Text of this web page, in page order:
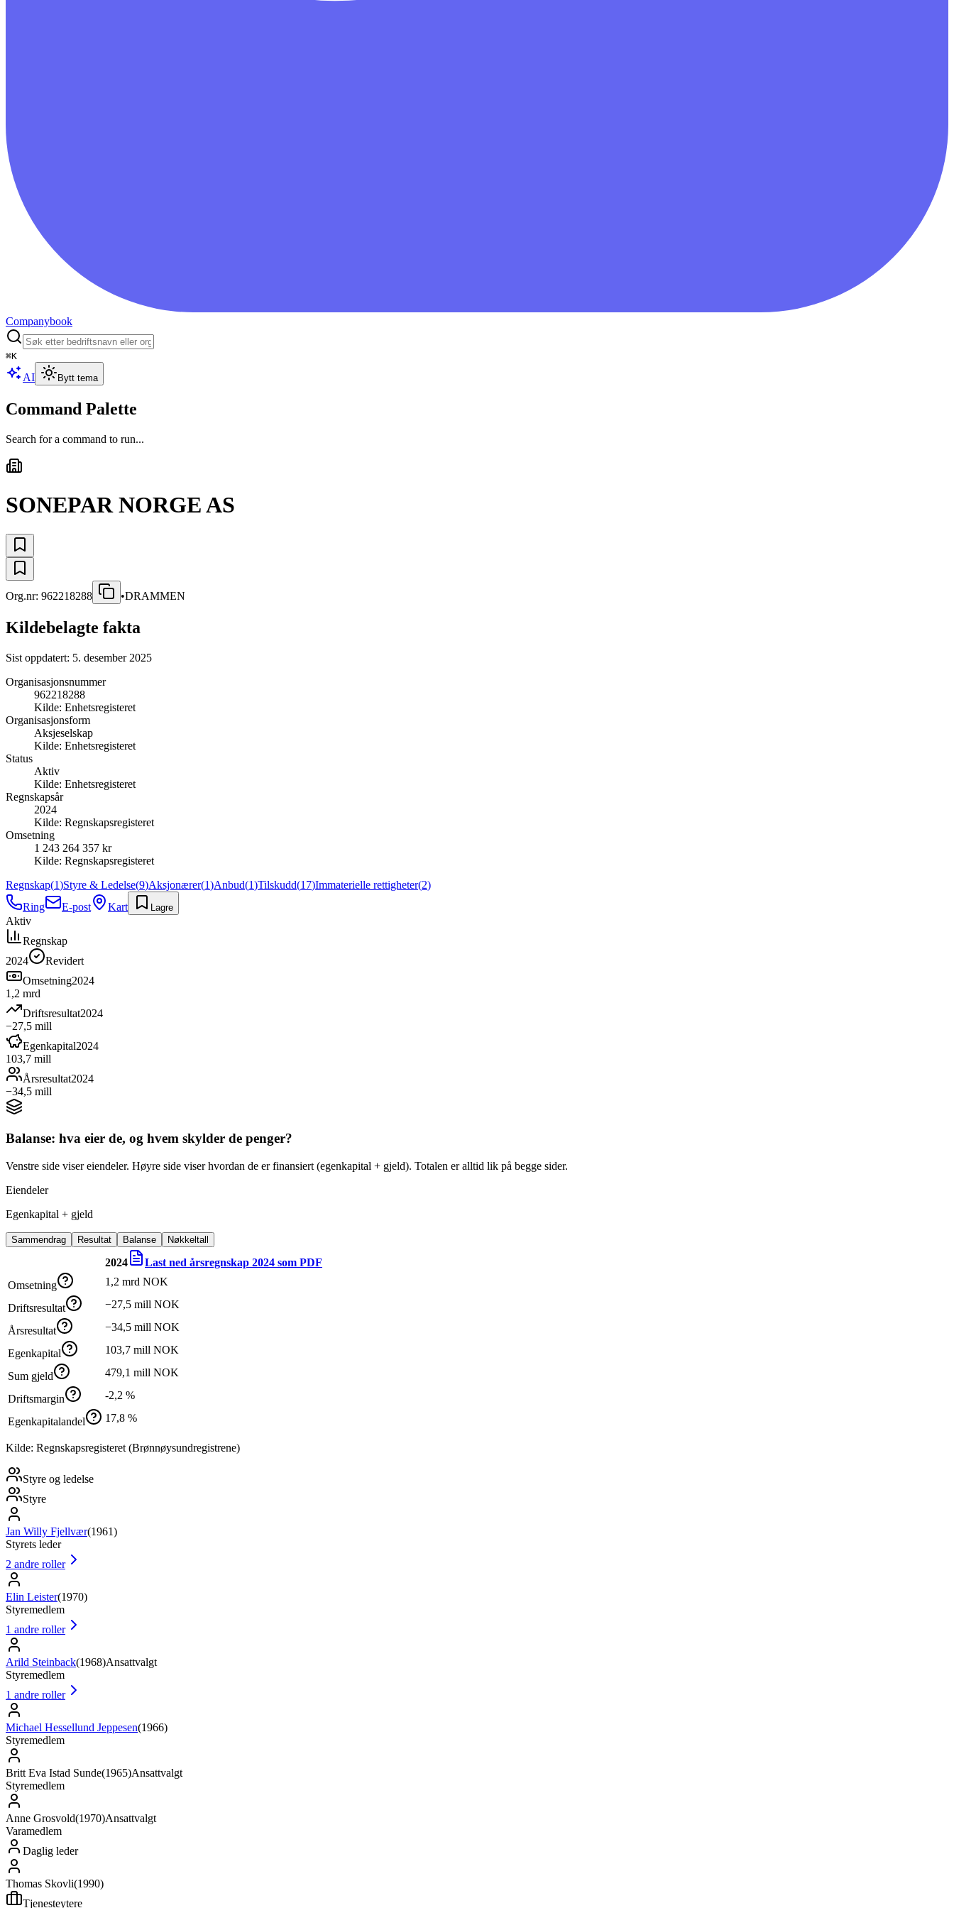
Companybook
⌘K
AI Bytt tema
Command Palette
Search for a command to run...
SONEPAR NORGE AS
Org.nr: 962218288 •DRAMMEN
Kildebelagte fakta
Sist oppdatert: 5. desember 2025
Organisasjonsnummer
962218288
Kilde: Enhetsregisteret
Organisasjonsform
Aksjeselskap
Kilde: Enhetsregisteret
Status
Aktiv
Kilde: Enhetsregisteret
Regnskapsår
2024
Kilde: Regnskapsregisteret
Omsetning
1 243 264 357 kr
Kilde: Regnskapsregisteret
Regnskap(1)Styre & Ledelse(9)Aksjonærer(1)Anbud(1)Tilskudd(17)Immaterielle rettigheter(2)
Ring
E-post Kart Lagre
Aktiv
Regnskap
2024
Revidert
Omsetning2024
1,2 mrd
Driftsresultat2024
−27,5 mill
Egenkapital2024
103,7 mill
Årsresultat2024
−34,5 mill
Balanse: hva eier de, og hvem skylder de penger?
Venstre side viser eiendeler. Høyre side viser hvordan de er finansiert (egenkapital + gjeld). Totalen er alltid lik på begge sider.
Eiendeler
Egenkapital + gjeld
Sammendrag Resultat Balanse Nøkkeltall
2024 Last ned årsregnskap 2024 som PDF
Omsetning
1,2 mrd NOK
Driftsresultat −27,5 mill NOK
Årsresultat −34,5 mill NOK
Egenkapital 103,7 mill NOK
Sum gjeld 479,1 mill NOK
Driftsmargin -2,2 %
Egenkapitalandel 17,8 %
Kilde: Regnskapsregisteret (Brønnøysundregistrene)
Styre og ledelse
Styre
Jan Willy Fjellvær(1961)
Styrets leder
2 andre roller
Elin Leister(1970)
Styremedlem
1 andre roller
Arild Steinback(1968)Ansattvalgt
Styremedlem
1 andre roller
Michael Hessellund Jeppesen(1966)
Styremedlem
Britt Eva Istad Sunde(1965)Ansattvalgt
Styremedlem
Anne Grosvold(1970)Ansattvalgt
Varamedlem
Daglig leder
Thomas Skovli(1990)
Tjenesteytere